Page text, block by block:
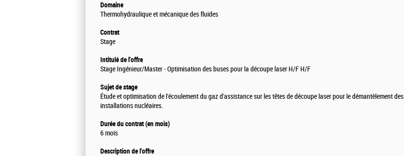
Domaine
Thermohydraulique et mécanique des fluides
Contrat
Stage
Intitulé de l'offre
Stage Ingénieur/Master - Optimisation des buses pour la découpe laser H/F H/F
Sujet de stage
Étude et optimisation de l'écoulement du gaz d'assistance sur les têtes de découpe laser pour le démantèlement des
installations nucléaires.
Durée du contrat (en mois)
6 mois
Description de l'offre